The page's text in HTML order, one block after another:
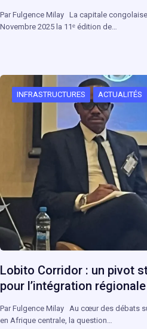
Par Fulgence Milay La capitale
Novembre 2025 la 11ᵉ édition de…
INFRASTRUCTURES ACTUALITÉS
Lobito Corridor : un pivot
pour l’intégration régionale
Par Fulgence Milay Au cœur des débats
en Afrique centrale, la question…